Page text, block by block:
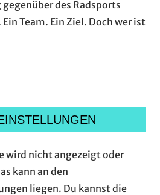
des Radsports
Team. Ein Ziel. Doch wer ist
wird nicht angezeigt oder
kann an den
liegen. Du kannst die